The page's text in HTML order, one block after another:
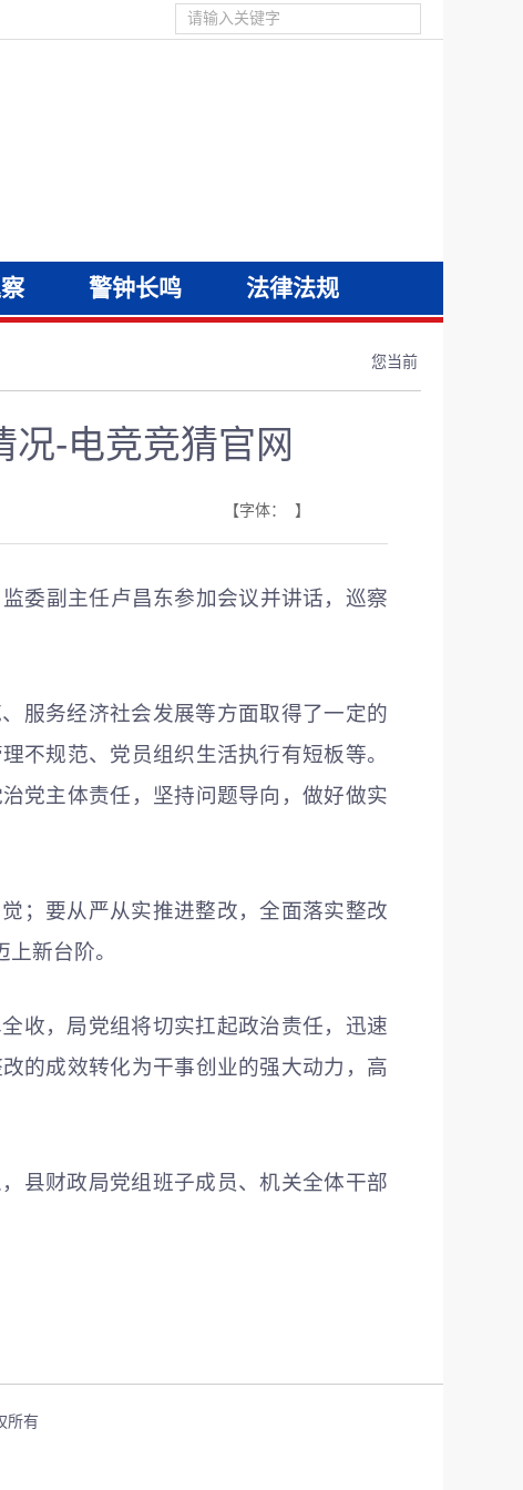
警钟长鸣 法律法规
您当前
-电竞竞猜官网
【字体： 】
委副主任卢昌东参加会议并讲话，巡察
服务经济社会发展等方面取得了一定的
不规范、党员组织生活执行有短板等。
党主体责任，坚持问题导向，做好做实
；要从严从实推进整改，全面落实整改
新台阶。
收，局党组将切实扛起政治责任，迅速
的成效转化为干事创业的强大动力，高
县财政局党组班子成员、机关全体干部
所有